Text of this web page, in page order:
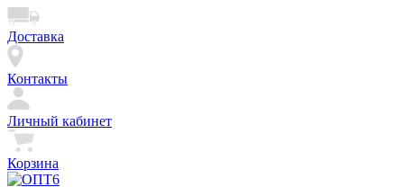
Доставка
Контакты
Личный кабинет
Корзина